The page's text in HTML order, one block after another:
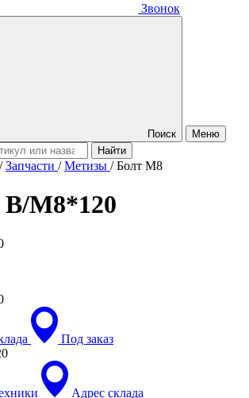
Звонок
Поиск Меню
/Запчасти /Метизы /Болт M8
B/M8*120
Под заказ
Адрес склада